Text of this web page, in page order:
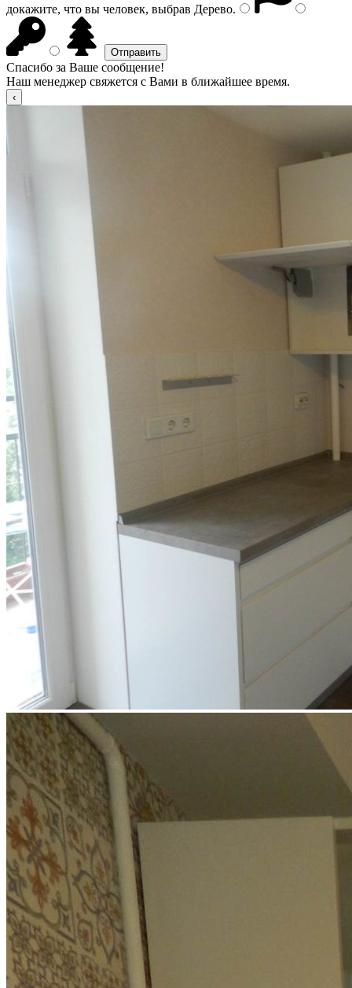
докажите, что вы человек, выбрав Дерево.
Спасибо за Ваше сообщение!
Наш менеджер свяжется с Вами в ближайшее время.